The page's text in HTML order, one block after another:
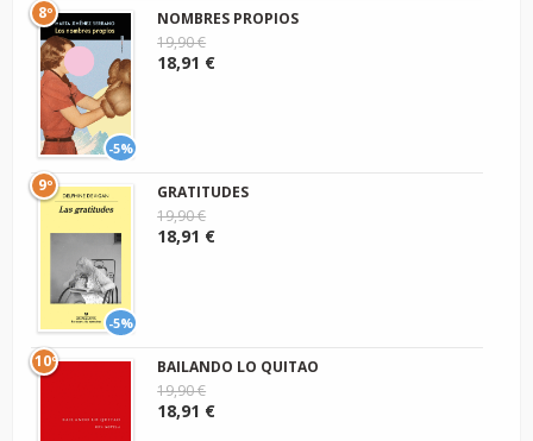
-5%
8º
NOMBRES PROPIOS
19,90 €
18,91 €
-5%
9º
GRATITUDES
19,90 €
18,91 €
10º
BAILANDO LO QUITAO
19,90 €
18,91 €